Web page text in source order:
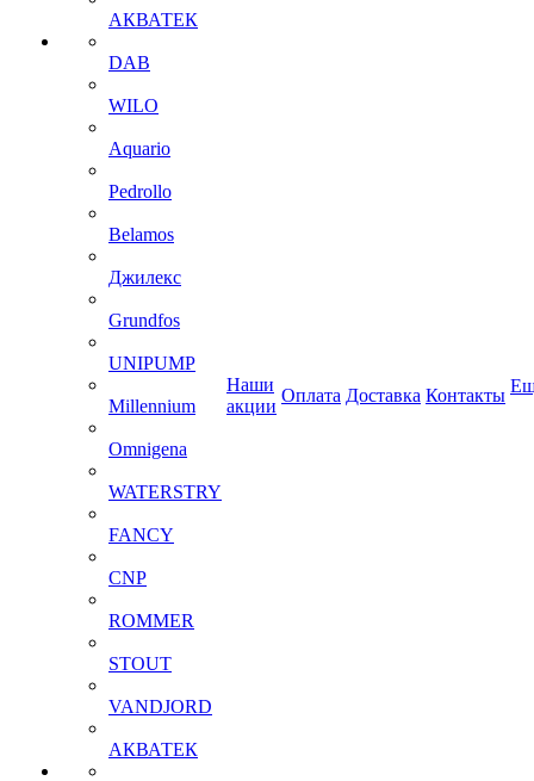
АКВАТЕК
DAB
WILO
Aquario
Pedrollo
Belamos
Джилекс
Grundfos
UNIPUMP
Millennium
Omnigena
WATERSTRY
FANCY
CNP
ROMMER
STOUT
VANDJORD
АКВАТЕК
Наши
акции
Оплата Доставка Контакты